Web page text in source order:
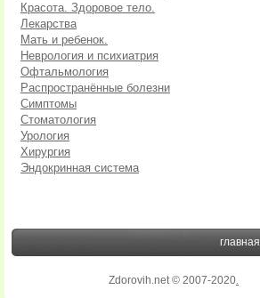
Красота. Здоровое тело.
Лекарства
Мать и ребенок.
Неврология и психиатрия
Офтальмология
Распространённые болезни
Симптомы
Стоматология
Урология
Хирургия
Эндокринная система
главная
Zdorovih.net © 2007-2020